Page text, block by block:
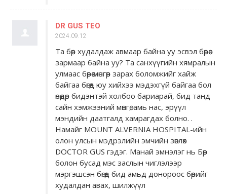
DR GUS TEO
2024.09.12
Та бөөр худалдаж авмаар байна уу эсвэл бөөрөө
зармаар байна уу? Та санхүүгийн хямралын
улмаас бөөрөө мөнгөөр ​​зарах боломжийг хайж
байгаа бөгөөд юу хийхээ мэдэхгүй байгаа бол
өнөөдөр бидэнтэй холбоо бариарай, бид танд
сайн хэмжээний мөнгө, амь нас, эрүүл
мэндийн даатгалд хамрагдах болно. .
Намайг MOUNT ALVERNIA HOSPITAL-ийн
олон улсын мэдрэлийн эмчийн зөвлөх
DOCTOR GUS гэдэг. Манай эмнэлэг нь Бөөр
болон бусад мэс заслын чиглэлээр
мэргэшсэн бөгөөд бид амьд донороос бөөрийг
худалдан авах, шилжүүл